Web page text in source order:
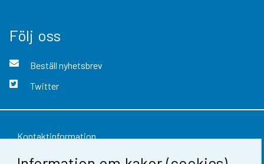
Följ oss
Beställ nyhetsbrev
Twitter
Kontaktinformation
Respons